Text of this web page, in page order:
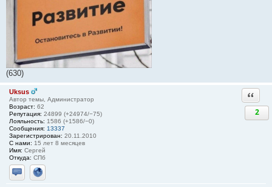
(630)
Uksus
Автор темы, Администратор
Возраст: 62
Репутация: 24899 (+24974/−75)
Лояльность: 1586 (+1586/−0)
Сообщения: 13337
Зарегистрирован: 20.11.2010
С нами: 15 лет 8 месяцев
Имя: Сергей
Откуда: СПб
Отправить личное сообщение
Сайт
2